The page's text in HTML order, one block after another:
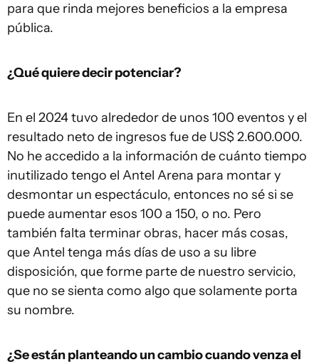
para que rinda mejores beneficios a la empresa
pública.
¿Qué quiere decir potenciar?
En el 2024 tuvo alrededor de unos 100 eventos y el
resultado neto de ingresos fue de US$ 2.600.000.
No he accedido a la información de cuánto tiempo
inutilizado tengo el Antel Arena para montar y
desmontar un espectáculo, entonces no sé si se
puede aumentar esos 100 a 150, o no. Pero
también falta terminar obras, hacer más cosas,
que Antel tenga más días de uso a su libre
disposición, que forme parte de nuestro servicio,
que no se sienta como algo que solamente porta
su nombre.
¿Se están planteando un cambio cuando venza el